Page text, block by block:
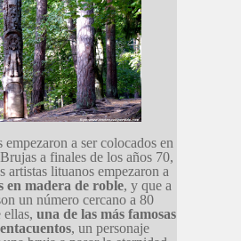
empezaron a ser colocados en
a finales de los años 70,
artistas lituanos empezaron a
en madera de roble, y que a
un número cercano a 80
ellas, una de las más famosas
, un personaje